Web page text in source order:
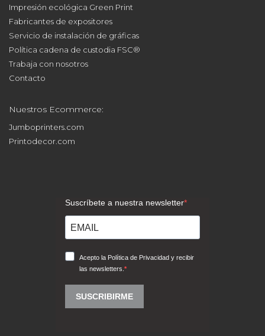
Impresión ecológica Green Print
Fabricantes de expositores
Servicio de instalación de gráficas
Política cadena de custodia FSC®
Trabaja con nosotros
Contacto
Nuestros Ecommerce:
Jumboprinters.com
Printodecor.com